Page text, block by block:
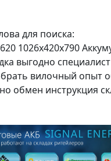
для поиска:
1026x420x790
выгодно
вилочный опыт
обмен инструкция